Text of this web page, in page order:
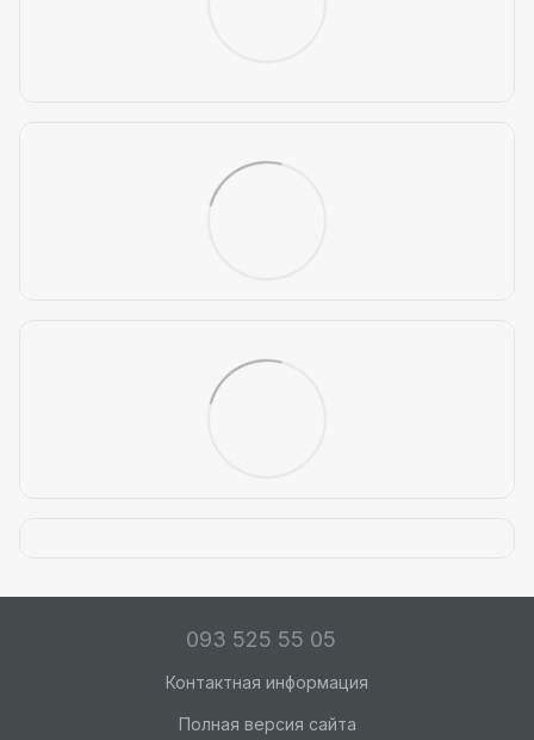
093 525 55 05
Контактная информация
Полная версия сайта